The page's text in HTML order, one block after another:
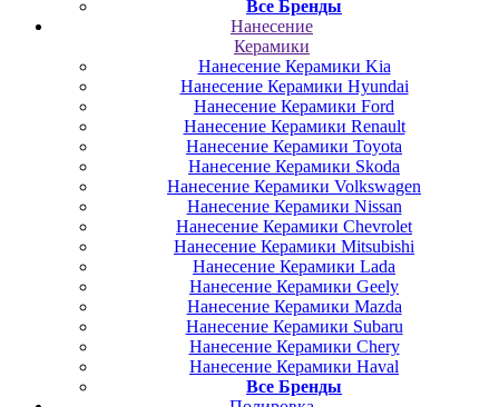
Все Бренды
Нанесение
Керамики
Нанесение Керамики Kia
Нанесение Керамики Hyundai
Нанесение Керамики Ford
Нанесение Керамики Renault
Нанесение Керамики Toyota
Нанесение Керамики Skoda
Нанесение Керамики Volkswagen
Нанесение Керамики Nissan
Нанесение Керамики Chevrolet
Нанесение Керамики Mitsubishi
Нанесение Керамики Lada
Нанесение Керамики Geely
Нанесение Керамики Mazda
Нанесение Керамики Subaru
Нанесение Керамики Chery
Нанесение Керамики Haval
Все Бренды